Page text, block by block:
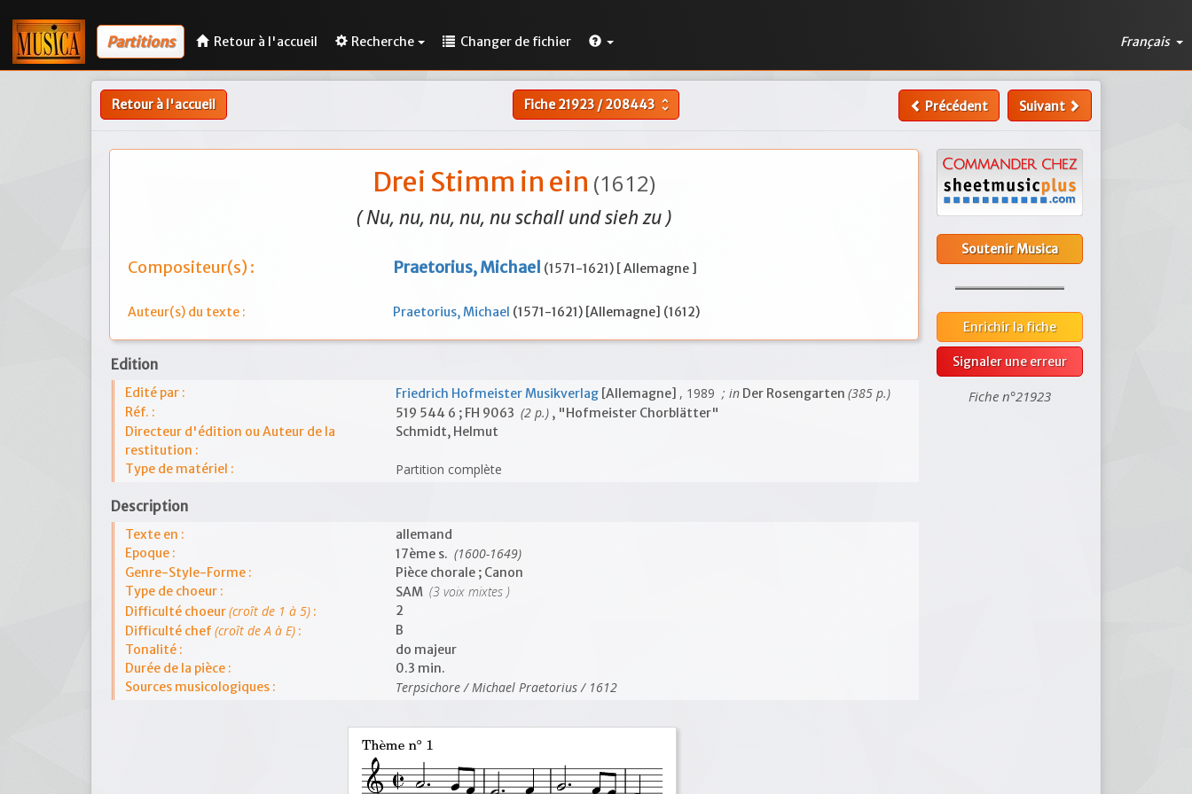
Partitions Retour à l'accueil Recherche Changer de fichier Français
Retour à l'accueil Fiche21923/208443 unfold_more Précédent Suivant
Drei Stimm in ein (1612)
( Nu, nu, nu, nu, nu schall und sieh zu )
Compositeur(s) : Praetorius, Michael (1571-1621) [ Allemagne ]
Auteur(s) du texte : Praetorius, Michael (1571-1621) [Allemagne] (1612)
Edition
Edité par : Friedrich Hofmeister Musikverlag [Allemagne] , 1989 ; in Der Rosengarten(385 p.)
Réf. : 519 544 6 ; FH 9063 (2 p.) , "Hofmeister Chorblätter"
Directeur d'édition ou Auteur de la
restitution :
Schmidt, Helmut
Type de matériel : Partition complète
Description
Texte en :
allemand
Epoque :
17ème s. (1600-1649)
Genre-Style-Forme :
Pièce chorale ; Canon
Type de choeur :
SAM (3 voix mixtes )
Difficulté choeur(croît de 1 à 5) :
2
Difficulté chef (croît de A à E) :
B
Tonalité :
do majeur
Durée de la pièce :
0.3 min.
Sources musicologiques :
Terpsichore / Michael Praetorius / 1612
Soutenir Musica
Enrichir la fiche
Signaler une erreur
Fiche n°21923